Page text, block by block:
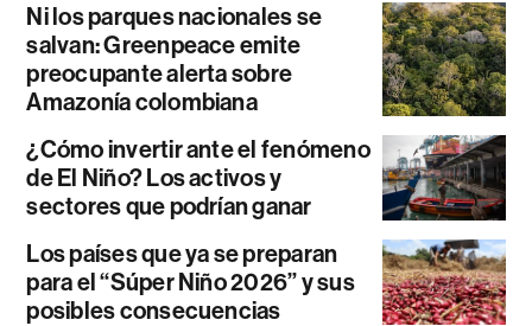
Ni los parques nacionales se
salvan: Greenpeace emite
preocupante alerta sobre
Amazonía colombiana
¿Cómo invertir ante el fenómeno
de El Niño? Los activos y
sectores que podrían ganar
Los países que ya se preparan
para el “Súper Niño 2026” y sus
posibles consecuencias